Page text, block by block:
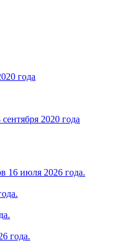
года
2020 года
16 июля 2026 года.
года.